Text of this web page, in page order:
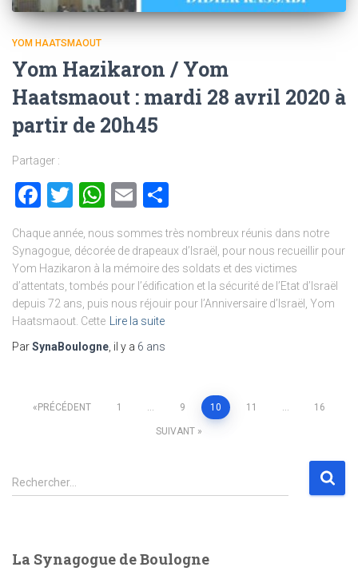
YOM HAATSMAOUT
Yom Hazikaron / Yom
Haatsmaout : mardi 28 avril 2020 à
partir de 20h45
Partager :
Facebook
Twitter
WhatsApp
Email
Chaque année, nous sommes très nombreux réunis dans notre
Synagogue, décorée de drapeaux d’Israël, pour nous recueillir pour
Yom Hazikaron à la mémoire des soldats et des victimes
d’attentats, tombés pour l’édification et la sécurité de l’Etat d’Israël
depuis 72 ans, puis nous réjouir pour l’Anniversaire d’Israël, Yom
Haatsmaout. Cette Lire la suite
ParSynaBoulogne , il y a 6 ans
Pagination
publications
PRÉCÉDENT 1 9 10 11 16
SUIVANT
R
e
r
Rechercher…
La Synagogue de Boulogne